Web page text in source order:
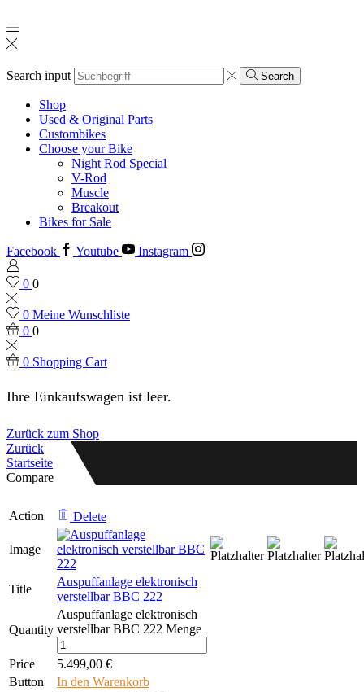
Search input Search
Shop
Used & Original Parts
Custombikes
Choose your Bike
Night Rod Special
V-Rod
Muscle
Breakout
Bikes for Sale
Facebook Youtube Instagram
0 0
0 Meine Wunschliste
0 0
0 Shopping Cart
Ihre Einkaufswagen ist leer.
Zurück zum Shop
Zurück
Startseite
Compare
Action Delete
Image
Title
Auspuffanlage elektronisch
verstellbar BBC 222
Quantity
Auspuffanlage elektronisch
verstellbar BBC 222 Menge
Price 5.499,00 €
Button
In den Warenkorb